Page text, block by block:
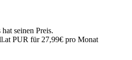
seinen Preis.
PUR für 27,99€ pro Monat